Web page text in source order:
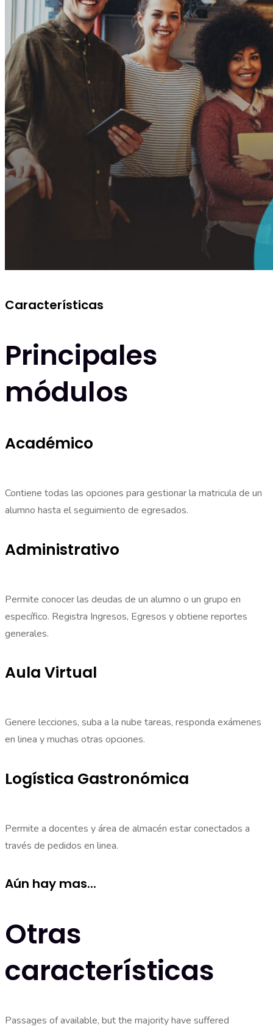
Características
Principales
módulos
Académico
Contiene todas las opciones para gestionar la matricula de un
alumno hasta el seguimiento de egresados.
Administrativo
Permite conocer las deudas de un alumno o un grupo en
específico. Registra Ingresos, Egresos y obtiene reportes
generales.
Aula Virtual
Genere lecciones, suba a la nube tareas, responda exámenes
en linea y muchas otras opciones.
Logística Gastronómica
Permite a docentes y área de almacén estar conectados a
través de pedidos en linea.
Aún hay mas...
Otras
características
Passages of available, but the majority have suffered